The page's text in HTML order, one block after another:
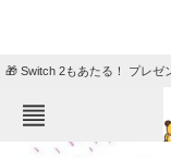
🎁 Switch 2もあたる！ プレゼ
ねとらぼメニュー